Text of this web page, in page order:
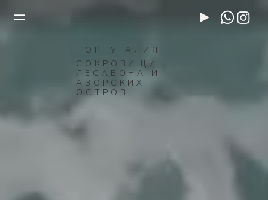
ПОРТУГАЛИЯ
СОКРОВИЩИ
ЛЕСАБОНА И
АЗОРСКИХ
ОСТРОВ